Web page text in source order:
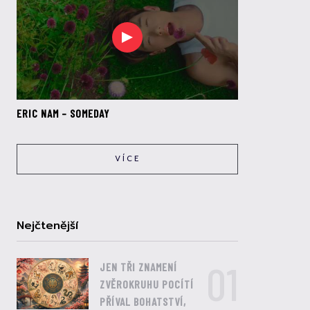
ERIC NAM – SOMEDAY
VÍCE
Nejčtenější
JEN TŘI ZNAMENÍ
ZVĚROKRUHU POCÍTÍ
PŘÍVAL BOHATSTVÍ,